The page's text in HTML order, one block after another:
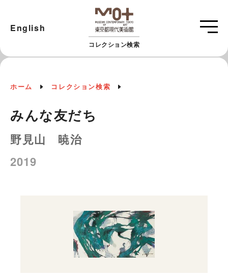
コレクション検索
English
ホーム コレクション検索
みんな友だち
野見山 暁治
2019